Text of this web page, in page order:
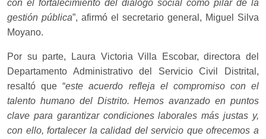
con el fortalecimiento del diálogo social como pilar de la
gestión pública”, afirmó el secretario general, Miguel Silva
Moyano.
Por su parte, Laura Victoria Villa Escobar, directora del
Departamento Administrativo del Servicio Civil Distrital,
resaltó que “este acuerdo refleja el compromiso con el
talento humano del Distrito. Hemos avanzado en puntos
clave para garantizar condiciones laborales más justas y,
con ello, fortalecer la calidad del servicio que ofrecemos a